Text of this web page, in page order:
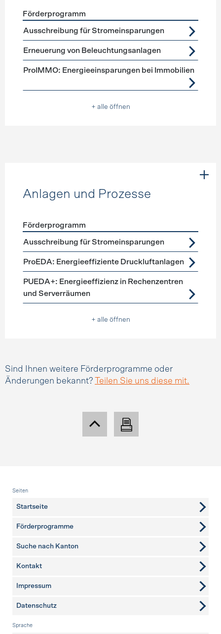
Förderprogramme Beleuchtung
Förderprogramm
Ausschreibung für Stromeinsparungen
Erneuerung von Beleuchtungsanlagen
ProIMMO: Energieeinsparungen bei Immobilien
+ alle öffnen
Anlagen und Prozesse
Förderprogramme Anlagen und Prozesse
Förderprogramm
Ausschreibung für Stromeinsparungen
ProEDA: Energieeffiziente Druckluftanlagen
PUEDA+: Energieeffizienz in Rechenzentren
und Serverräumen
+ alle öffnen
Sind Ihnen weitere Förderprogramme oder
Änderungen bekannt?
Teilen Sie uns diese mit.
Fusszeile
Seiten
Startseite
Förderprogramme
Suche nach Kanton
weitere Seiten
Kontakt
Impressum
Datenschutz
Sprache